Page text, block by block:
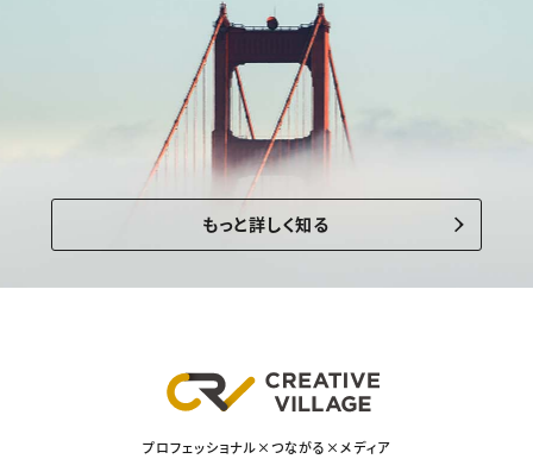
もっと詳しく知る
プロフェッショナル×つながる×メディア